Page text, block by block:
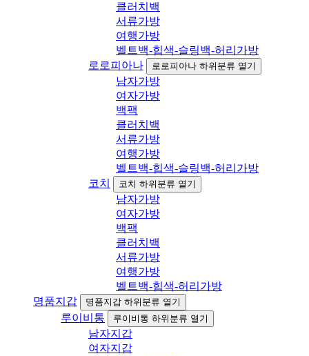
클러치백
서류가방
여행가방
벨트백-힙색-슬링백-허리가방
로로피아나
로로피아나 하위분류 열기
남자가방
여자가방
백팩
클러치백
서류가방
여행가방
벨트백-힙색-슬링백-허리가방
코치
코치 하위분류 열기
남자가방
여자가방
백팩
클러치백
서류가방
여행가방
벨트백-힙색-허리가방
명품지갑
명품지갑 하위분류 열기
루이비통 루이비통 하위분류 열기
남자지갑
여자지갑